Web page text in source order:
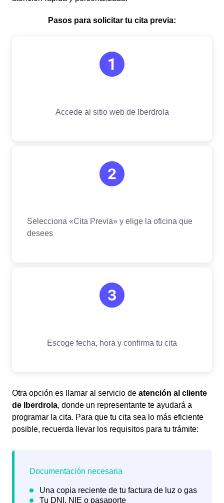
Pasos para solicitar tu cita previa:
Otra opción es llamar al servicio de atención al cliente
de Iberdrola, donde un representante te ayudará a
programar la cita. Para que tu cita sea lo más eficiente
posible, recuerda llevar los requisitos para tu trámite: